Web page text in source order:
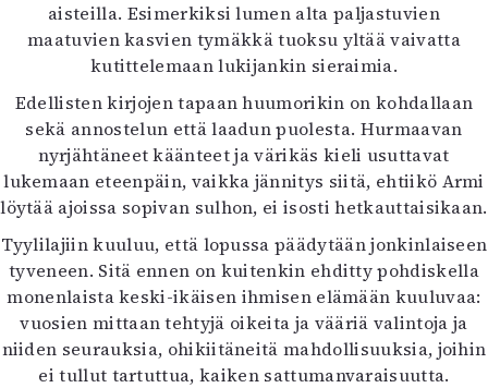
aisteilla. Esimerkiksi lumen alta paljastuvien
maatuvien kasvien tymäkkä tuoksu yltää vaivatta
kutittelemaan lukijankin sieraimia.
Edellisten kirjojen tapaan huumorikin on kohdallaan
sekä annostelun että laadun puolesta. Hurmaavan
nyrjähtäneet käänteet ja värikäs kieli usuttavat
lukemaan eteenpäin, vaikka jännitys siitä, ehtiikö Armi
löytää ajoissa sopivan sulhon, ei isosti hetkauttaisikaan.
Tyylilajiin kuuluu, että lopussa päädytään jonkinlaiseen
tyveneen. Sitä ennen on kuitenkin ehditty pohdiskella
monenlaista keski-ikäisen ihmisen elämään kuuluvaa:
vuosien mittaan tehtyjä oikeita ja vääriä valintoja ja
niiden seurauksia, ohikiitäneitä mahdollisuuksia, joihin
ei tullut tartuttua, kaiken sattumanvaraisuutta.